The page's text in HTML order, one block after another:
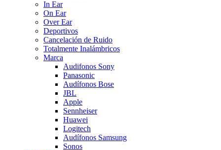
In Ear
On Ear
Over Ear
Deportivos
Cancelación de Ruido
Totalmente Inalámbricos
Marca
Audifonos Sony
Panasonic
Audífonos Bose
JBL
Apple
Sennheiser
Huawei
Logitech
Audífonos Samsung
Sonos